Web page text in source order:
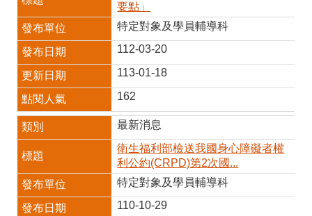
要點」
特定對象及學員輔導科
112-03-20
113-01-18
162
最新消息
衛生福利部檢送我國身心障礙者權
利公約(CRPD)第2次國...
特定對象及學員輔導科
110-10-29